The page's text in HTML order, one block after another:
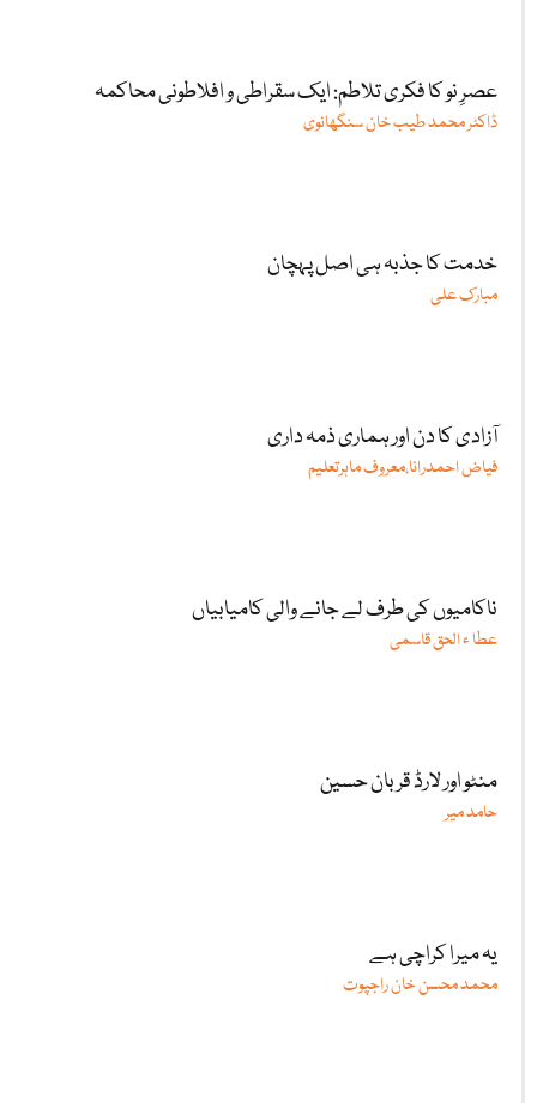
عصرِ نو کا فکری تلاطم: ایک سقراطی و افلاطونی محاکمہ
ڈاکٹر محمد طیب خان سنگھانوی
خدمت کا جذبہ ہی اصل پہچان
مبارک علی
آزادی کا دن اور ہماری ذمہ داری
فیاض احمدرانا،معروف ماہرتعلیم
ناکامیوں کی طرف لے جانے والی کامیابیاں
عطا ء الحق قاسمی
منٹو اور لارڈ قربان حسین
حامد میر
یہ میرا کراچی ہے
محمد محسن خان راجپوت